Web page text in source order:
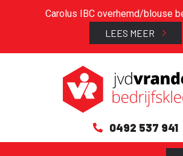
Carolus IBC overhemd/blouse
LEES MEER
0492 537 941